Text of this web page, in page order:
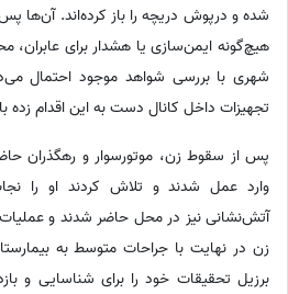
شده و درپوش دریچه را باز کرده‌اند. آن‌ها
هیچ‌گونه ایمن‌سازی یا هشدار برای عابران،
شهری با بررسی شواهد موجود احتمال
تجهیزات داخل کانال دست به این اقدام زده
پس از سقوط زن، موتورسوار و رهگذران
وارد عمل شدند و تلاش کردند او را
آتش‌نشانی نیز در محل حاضر شدند و عملیات
زن در نهایت با جراحات متوسط به
برزیل تحقیقات خود را برای شناسایی و